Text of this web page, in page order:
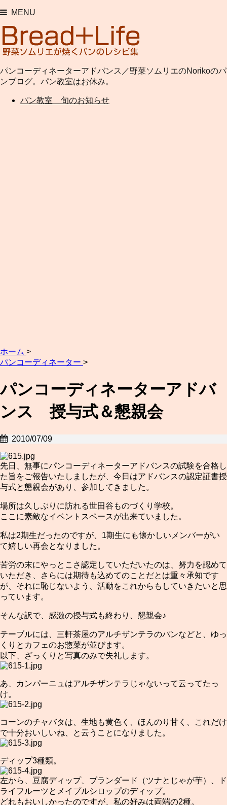
MENU
パンコーディネーターアドバンス／野菜ソムリエのNorikoのパ
ンブログ。パン教室はお休み。
パン教室 旬のお知らせ
ホーム >
パンコーディネーター >
パンコーディネーターアドバ
ンス 授与式＆懇親会
2010/07/09
先日、無事にパンコーディネーターアドバンスの試験を合格し
た旨をご報告いたしましたが、今日はアドバンスの認定証書授
与式と懇親会があり、参加してきました。
場所は久しぶりに訪れる世田谷ものづくり学校。
ここに素敵なイベントスペースが出来ていました。
私は2期生だったのですが、1期生にも懐かしいメンバーがい
て嬉しい再会となりました。
苦労の末にやっとこさ認定していただいたのは、努力を認めて
いただき、さらには期待も込めてのことだとは重々承知です
が、それに恥じないよう、活動をこれからもしていきたいと思
っています。
そんな訳で、感激の授与式も終わり、懇親会♪
テーブルには、三軒茶屋のアルチザンテラのパンなどと、ゆっ
くりとカフェのお惣菜が並びます。
以下、ざっくりと写真のみで失礼します。
あ、カンパーニュはアルチザンテラじゃないって云ってたっ
け。
コーンのチャバタは、生地も黄色く、ほんのり甘く、これだけ
で十分おいしいね、と云うことになりました。
ディップ3種類。
左から、豆腐ディップ、ブランダード（ツナとじゃが芋）、ド
ライフルーツとメイプルシロップのディップ。
どれもおいしかったのですが、私の好みは両端の2種。